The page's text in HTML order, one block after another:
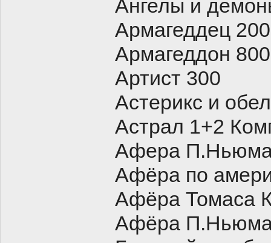
Ангелы и
Армагеддец 200
Армагеддон 800
Артист 300
Астерикс и
Астрал 1+2
Афера
Афёра по
Афёра Томаса
Афёра